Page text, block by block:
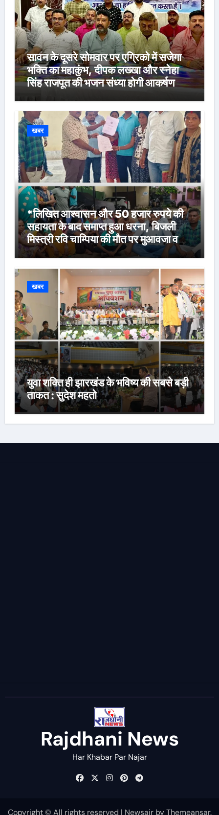
सावन के दूसरे सोमवार पर एग्रिको में सजेगा
भक्ति का महाकुंभ, दीपक लख्खा और स्नेहा
सिंह राजपूत की भजन संध्या होगी आकर्षण
खबर
*लिखित आश्वासन और 50 हजार रुपये की
सहायता के बाद समाप्त हुआ धरना, बिजली
मिस्त्री रवि चाम्पिया की मौत पर मुआवजा व
नौकरी की मांग*
खबर
युवा शक्ति ही झारखंड के भविष्य की सबसे बड़ी
ताकत : सुदेश महतो
Rajdhani News
Har Khabar Par Najar
Copyright © All rights reserved | NewsairbyThemeansar.